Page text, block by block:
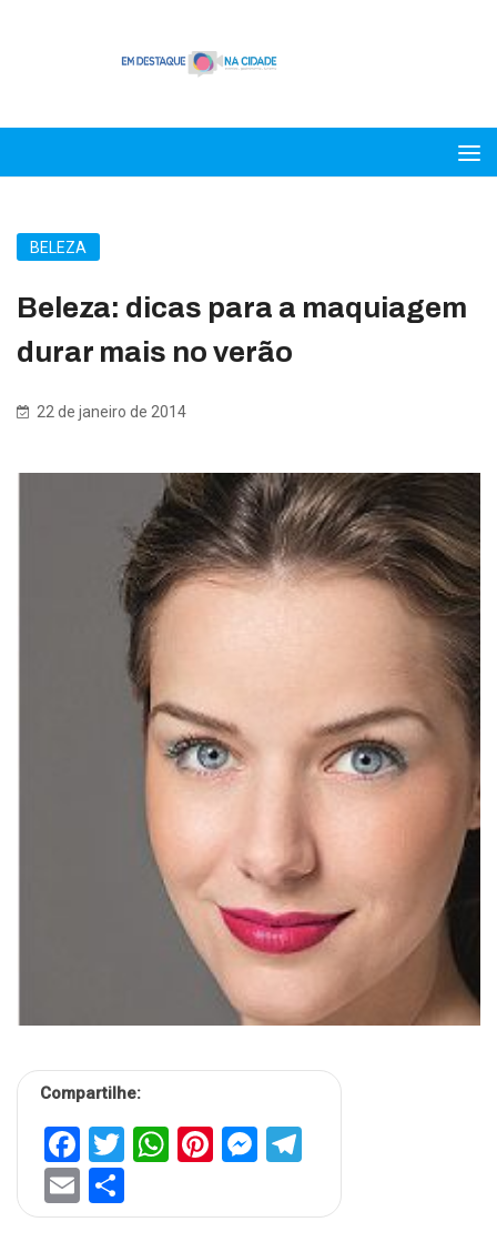
BELEZA
Beleza: dicas para a maquiagem
durar mais no verão
22 de janeiro de 2014
Compartilhe:
Facebook
Twitter
WhatsApp
Pinterest
Messenger
Email